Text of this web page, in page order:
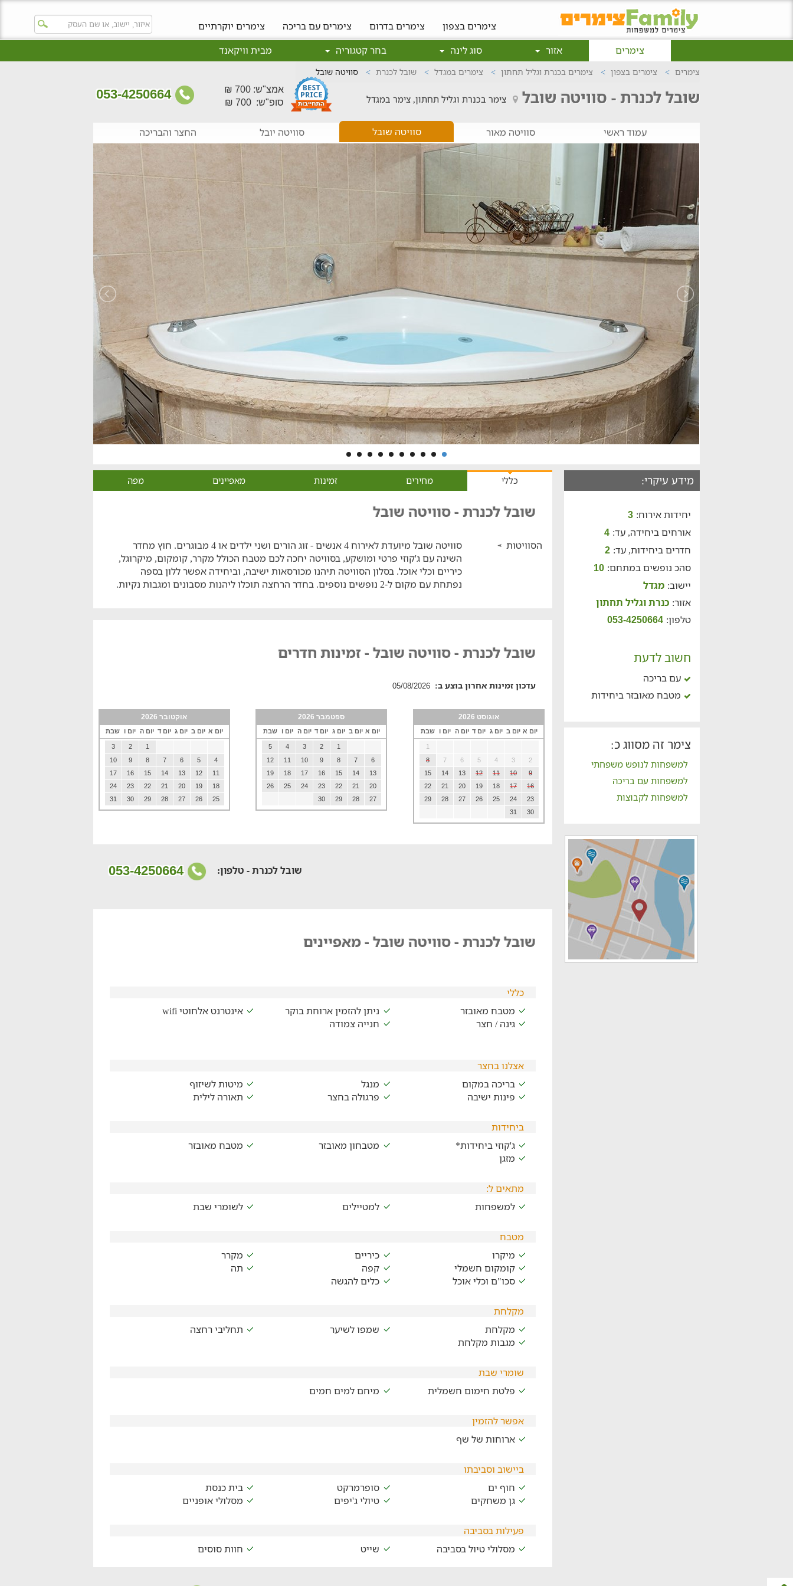
צימרים בצפון צימרים בדרום צימרים עם בריכה
צימרים יוקרתיים
צימרים
אזור סוג לינה בחר קטגוריה מבית וויקאנד
צימרים צימרים בצפון צימרים בכנרת וגליל תחתון צימרים במגדל שובל לכנרת סוויטה שובל
שובל לכנרת - סוויטה שובל צימר בכנרת וגליל תחתון, צימר במגדל 053-4250664
אמצ"ש: 700 ₪
סופ"ש: 700 ₪
עמוד ראשי סוויטה מאור סוויטה שובל סוויטה יובל החצר והבריכה
מידע עיקרי:
יחידות אירוח: 3
אורחים ביחידה, עד: 4
חדרים ביחידות, עד: 2
סהכ נופשים במתחם: 10
יישוב: מגדל
אזור: כנרת וגליל תחתון
טלפון: 053-4250664
חשוב לדעת
עם בריכה
מטבח מאובזר ביחידות
צימר זה מסווג כ:
למשפחות לנופש משפחתי
למשפחות עם בריכה
למשפחות לקבוצות
כללי מחירים זמינות מאפיינים מפה
שובל לכנרת - סוויטה שובל
הסוויטות
סוויטה שובל מיועדת לאירוח 4 אנשים - זוג הורים ושני ילדים או 4 מבוגרים. חוץ מחדר
השינה עם ג'קוזי פרטי ומושקע, בסוויטה יחכה לכם מטבח הכולל מקרר, קומקום, מיקרוגל,
כיריים וכלי אוכל. בסלון הסוויטה תיהנו מכורסאות ישיבה, וביחידה אפשר ללון בספה
נפתחת עם מקום ל-2 נופשים נוספים. בחדר הרחצה תוכלו ליהנות מסבונים ומגבות נקיות.
שובל לכנרת - סוויטה שובל - זמינות חדרים
עדכון זמינות אחרון בוצע ב: 05/08/2026
אוגוסט 2026
יום א יום ב יום ג יום ד יום ה יום ו שבת
1
2
3
4
5
6
7
8
9
10
11
12
13
14
15
16
17
18
19
20
21
22
23
24
25
26
27
28
29
30
31
ספטמבר 2026
יום א יום ב יום ג יום ד יום ה יום ו שבת
1
2
3
4
5
6
7
8
9
10
11
12
13
14
15
16
17
18
19
20
21
22
23
24
25
26
27
28
29
30
אוקטובר 2026
יום א יום ב יום ג יום ד יום ה יום ו שבת
1
2
3
4
5
6
7
8
9
10
11
12
13
14
15
16
17
18
19
20
21
22
23
24
25
26
27
28
29
30
31
053-4250664 שובל לכנרת - טלפון:
שובל לכנרת - סוויטה שובל - מאפיינים
כללי
מטבח מאובזר
ניתן להזמין ארוחת בוקר
אינטרנט אלחוטי wifi
גינה / חצר
חנייה צמודה
אצלנו בחצר
בריכה במקום
מנגל
מיטות לשיזוף
פינות ישיבה
פרגולה בחצר תאורה לילית
ביחידות
ג'קוזי ביחידות*
מטבחון מאובזר
מטבח מאובזר
מזגן
מתאים ל:
למשפחות
למטיילים לשומרי שבת
מטבח
מיקרו
כיריים
מקרר
קומקום חשמלי
קפה
תה
סכו"ם וכלי אוכל
כלים להגשה
מקלחת
מקלחת
שמפו לשיער
תחליבי רחצה
מגבות מקלחת
שומרי שבת
פלטת חימום חשמלית
מיחם למים חמים
אפשר להזמין
ארוחות של שף
ביישוב וסביבתו
חוף ים
סופרמרקט
בית כנסת
גן משחקים
טיולי ג'יפים מסלולי אופניים
פעילות בסביבה
מסלולי טיול בסביבה
שייט חוות סוסים